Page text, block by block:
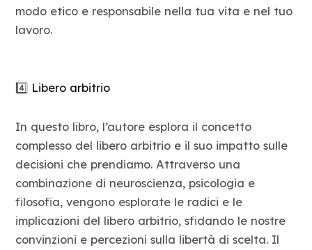
modo etico e responsabile nella tua vita e nel tuo
lavoro.
4️⃣ Libero arbitrio
In questo libro, l’autore esplora il concetto
complesso del libero arbitrio e il suo impatto sulle
decisioni che prendiamo. Attraverso una
combinazione di neuroscienza, psicologia e
filosofia, vengono esplorate le radici e le
implicazioni del libero arbitrio, sfidando le nostre
convinzioni e percezioni sulla libertà di scelta. Il